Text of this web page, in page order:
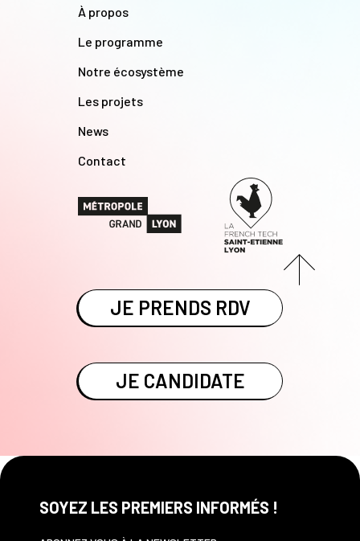
À propos
Le programme
Notre écosystème
Les projets
News
Contact
JE PRENDS RDV
JE CANDIDATE
SOYEZ LES PREMIERS INFORMÉS !